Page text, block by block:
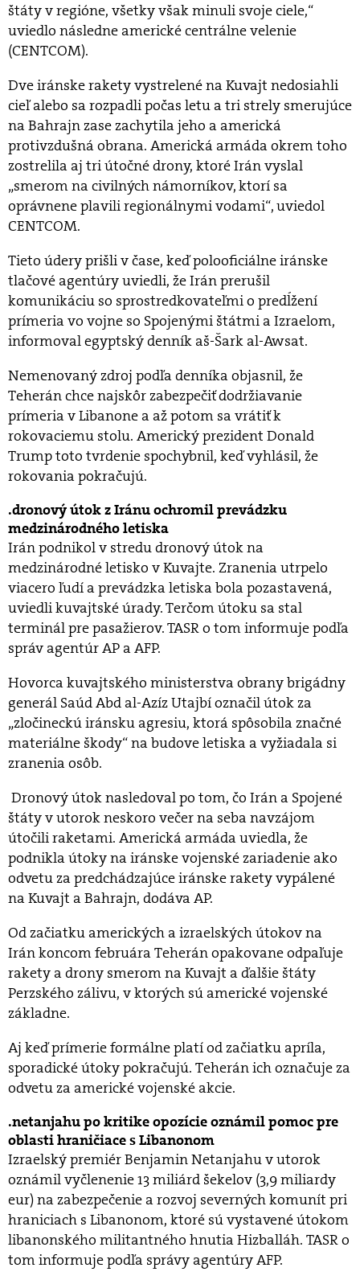
štáty v regióne, všetky však minuli svoje ciele,“
uviedlo následne americké centrálne velenie
(CENTCOM).
Dve iránske rakety vystrelené na Kuvajt nedosiahli
cieľ alebo sa rozpadli počas letu a tri strely smerujúce
na Bahrajn zase zachytila jeho a americká
protivzdušná obrana. Americká armáda okrem toho
zostrelila aj tri útočné drony, ktoré Irán vyslal
„smerom na civilných námorníkov, ktorí sa
oprávnene plavili regionálnymi vodami“, uviedol
CENTCOM.
Tieto údery prišli v čase, keď polooficiálne iránske
tlačové agentúry uviedli, že Irán prerušil
komunikáciu so sprostredkovateľmi o predĺžení
prímeria vo vojne so Spojenými štátmi a Izraelom,
informoval egyptský denník aš-Šark al-Awsat.
Nemenovaný zdroj podľa denníka objasnil, že
Teherán chce najskôr zabezpečiť dodržiavanie
prímeria v Libanone a až potom sa vrátiť k
rokovaciemu stolu. Americký prezident Donald
Trump toto tvrdenie spochybnil, keď vyhlásil, že
rokovania pokračujú.
dronový útok z Iránu ochromil prevádzku
medzinárodného letiska
Irán podnikol v stredu dronový útok na
medzinárodné letisko v Kuvajte. Zranenia utrpelo
viacero ľudí a prevádzka letiska bola pozastavená,
uviedli kuvajtské úrady. Terčom útoku sa stal
terminál pre pasažierov. TASR o tom informuje podľa
správ agentúr AP a AFP.
Hovorca kuvajtského ministerstva obrany brigádny
generál Saúd Abd al-Azíz Utajbí označil útok za
„zločineckú iránsku agresiu, ktorá spôsobila značné
materiálne škody“ na budove letiska a vyžiadala si
zranenia osôb.
Dronový útok nasledoval po tom, čo Irán a Spojené
štáty v utorok neskoro večer na seba navzájom
útočili raketami. Americká armáda uviedla, že
podnikla útoky na iránske vojenské zariadenie ako
odvetu za predchádzajúce iránske rakety vypálené
na Kuvajt a Bahrajn, dodáva AP.
Od začiatku amerických a izraelských útokov na
Irán koncom februára Teherán opakovane odpaľuje
rakety a drony smerom na Kuvajt a ďalšie štáty
Perzského zálivu, v ktorých sú americké vojenské
základne.
Aj keď prímerie formálne platí od začiatku apríla,
sporadické útoky pokračujú. Teherán ich označuje za
odvetu za americké vojenské akcie.
netanjahu po kritike opozície oznámil pomoc pre
oblasti hraničiace s Libanonom
Izraelský premiér Benjamin Netanjahu v utorok
oznámil vyčlenenie 13 miliárd šekelov (3,9 miliardy
eur) na zabezpečenie a rozvoj severných komunít pri
hraniciach s Libanonom, ktoré sú vystavené útokom
libanonského militantného hnutia Hizballáh. TASR o
tom informuje podľa správy agentúry AFP.